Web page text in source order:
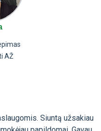
AŽ
Siuntą užsakiau